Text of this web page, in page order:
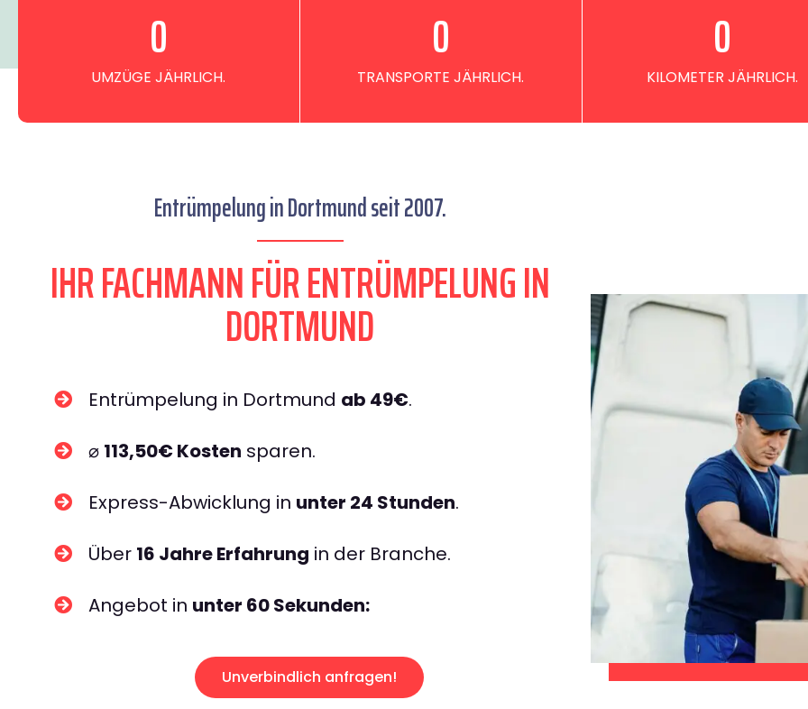
UMZÜGE JÄHRLICH.
0
TRANSPORTE JÄHRLICH.
0
KILOMETER JÄHRLICH.
0
Entrümpelung in Dortmund seit 2007.
IHR FACHMANN FÜR ENTRÜMPELUNG IN
DORTMUND​
Entrümpelung in Dortmund ab 49€.
⌀ 113,50€ Kosten sparen.
Express-Abwicklung in unter 24 Stunden.
Über 16 Jahre Erfahrung in der Branche.
Angebot in unter 60 Sekunden:
Unverbindlich anfragen!